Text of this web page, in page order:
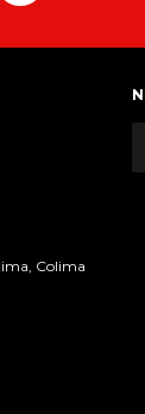
Colima